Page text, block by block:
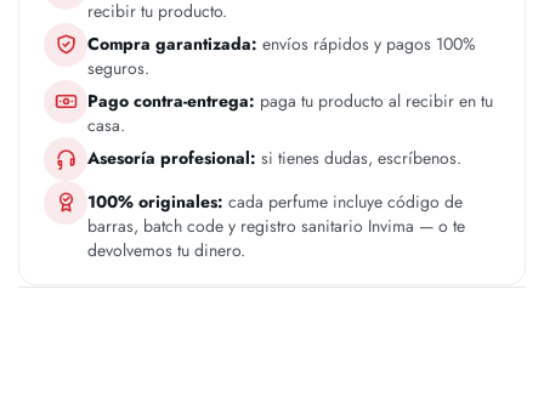
recibir tu producto.
Compra garantizada: envíos rápidos y pagos 100%
seguros.
Pago contra-entrega: paga tu producto al recibir en tu
casa.
Asesoría profesional: si tienes dudas, escríbenos.
100% originales: cada perfume incluye código de
barras, batch code y registro sanitario Invima — o te
devolvemos tu dinero.